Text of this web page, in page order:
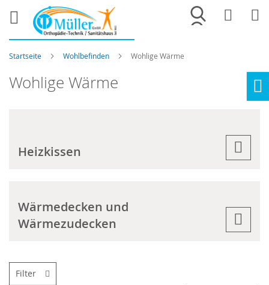
Merkliste
Startseite Wohlbefinden Wohlige Wärme
Wohlige Wärme
Heizkissen
Wärmedecken und
Wärmezudecken
Filter